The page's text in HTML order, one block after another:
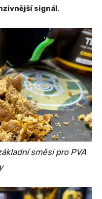
signál.
směsi pro PVA